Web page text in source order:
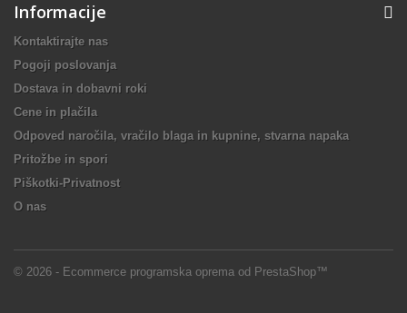
Informacije
Kontaktirajte nas
Pogoji poslovanja
Dostava in dobavni roki
Cene in plačila
Odpoved naročila, vračilo blaga in kupnine, stvarna napaka
Pritožbe in spori
Piškotki-Privatnost
O nas
© 2026 - Ecommerce programska oprema od PrestaShop™